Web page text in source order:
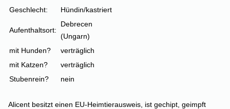
Geschlecht:
Hündin/kastriert
Aufenthaltsort:
Debrecen
(Ungarn)
mit Hunden?
verträglich
mit Katzen?
verträglich
Stubenrein?
nein
Alicent besitzt einen EU-Heimtierausweis, ist gechipt, geimpft